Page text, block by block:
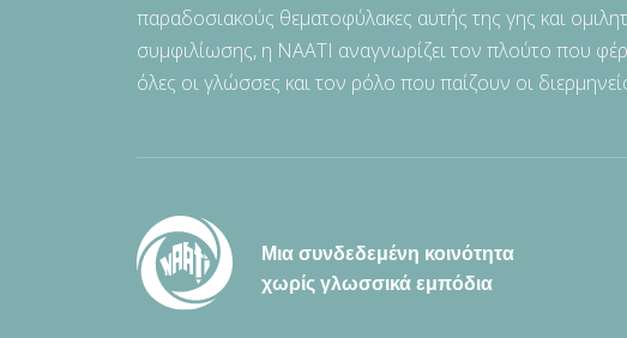
παραδοσιακούς θεματοφύλακες αυτής της γης και
συμφιλίωσης, η NAATI αναγνωρίζει τον πλούτο που
όλες οι γλώσσες και τον ρόλο που παίζουν οι
Μια συνδεδεμένη κοινότητα
χωρίς γλωσσικά εμπόδια